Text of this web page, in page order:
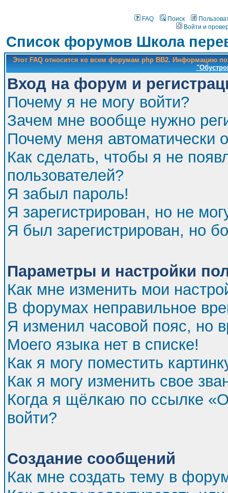
FAQ Поиск
Войти и
Список форумов Школа
Этот FAQ относится ко всем форумам php BB2. Информацию
Вход на форум и
Почему я не могу войти?
Зачем мне вообще нужно
Почему меня автоматически
Как сделать, чтобы я не
пользователей?
Я забыл пароль!
Я зарегистрирован, но не
Я был зарегистрирован, но
Параметры и настройки
Как мне изменить мои
В форумах неправильное
Я изменил часовой пояс, но
Моего языка нет в списке!
Как я могу поместить
Как я могу изменить свое
Когда я щёлкаю по ссылке
войти?
Создание сообщений
Как мне создать тему в